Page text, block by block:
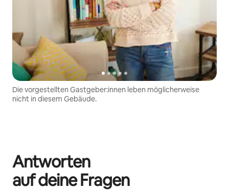
Die vorgestellten Gastgeber:innen leben möglicherweise
nicht in diesem Gebäude.
Antworten
auf deine Fragen